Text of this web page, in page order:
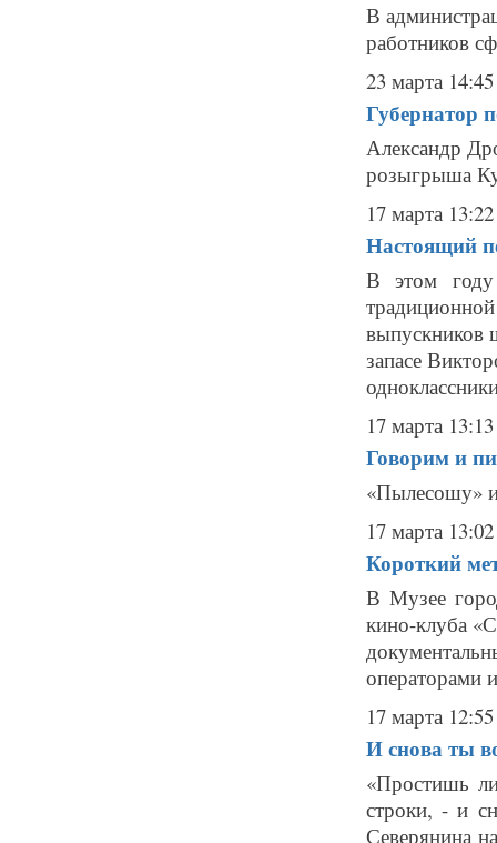
В
работников
23 марта 14:45
Губернатор
Александр
розыгрыша
17 марта 13:22
Настоящий
В этом
выпускников
запасе
17 марта 13:13
Говорим и
«Пылесошу»
17 марта 13:02
Короткий
В Музее
кино-клуба
операторами
17 марта 12:55
И снова ты
«Простишь
строки, - и
Северянина